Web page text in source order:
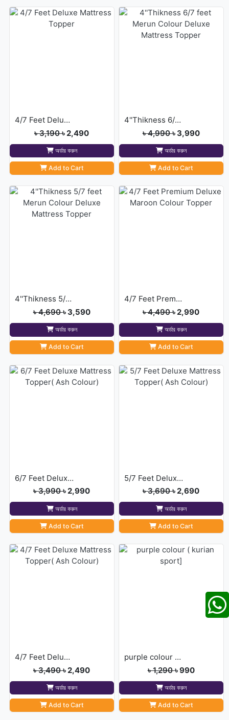
4/7 Feet Deluxe Mattress Topper
৳ 3,190৳ 2,490
অর্ডার করুন
Add to Cart
4''Thikness 6/7 feet Merun Colour Deluxe Mattress Topper
৳ 4,990৳ 3,990
অর্ডার করুন
Add to Cart
4''Thikness 5/7 feet Merun Colour Deluxe Mattress Topper
৳ 4,690৳ 3,590
অর্ডার করুন
Add to Cart
4/7 Feet Premium Deluxe Maroon Colour Topper
৳ 4,490৳ 2,990
অর্ডার করুন
Add to Cart
6/7 Feet Deluxe Mattress Topper( Ash Colour)
৳ 3,990৳ 2,990
অর্ডার করুন
Add to Cart
5/7 Feet Deluxe Mattress Topper( Ash Colour)
৳ 3,690৳ 2,690
অর্ডার করুন
Add to Cart
4/7 Feet Deluxe Mattress Topper( Ash Colour)
৳ 3,490৳ 2,490
অর্ডার করুন
Add to Cart
purple colour ( kurian sport]
৳ 1,290৳ 990
অর্ডার করুন
Add to Cart